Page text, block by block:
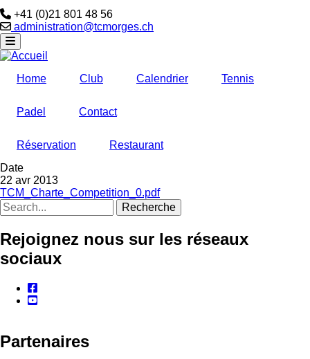
Téléphone
+41 (0)21 801 48 56
Email
administration@tcmorges.ch
Home Club Calendrier Tennis
Padel Contact
Réservation
Restaurant
Date
22 avr 2013
TCM_Charte_Competition_0.pdf
Recherche
Rejoignez nous sur les réseaux
sociaux
facebook
youtube
Partenaires